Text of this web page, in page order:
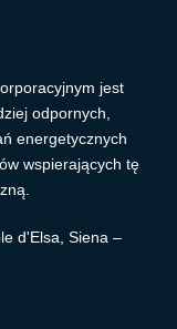
jest
odpornych,
energetycznych
wspierających tę
d'Elsa, Siena –